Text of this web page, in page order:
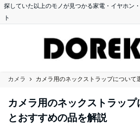
探していた以上のモノが見つかる家電・イヤホン
ト
カメラ カメラ用のネックストラップについて
カメラ用のネックストラッ
とおすすめの品を解説